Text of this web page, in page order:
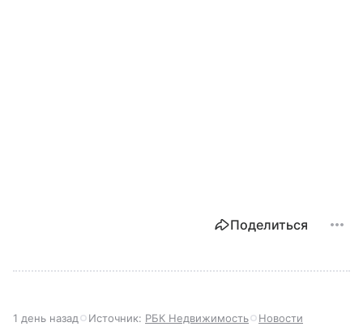
Поделиться
1 день назад Источник: РБК Недвижимость Новости